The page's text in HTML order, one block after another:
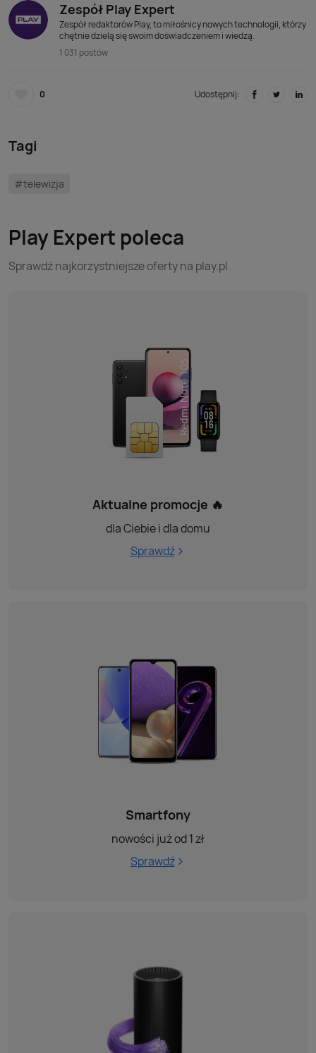
Zespół Play Expert
Zespół redaktorów Play, to miłośnicy nowych technologii, którzy
chętnie dzielą się swoim doświadczeniem i wiedzą.
1 031 postów
0 Udostępnij:
Tagi
#telewizja
Play Expert poleca
Sprawdź najkorzystniejsze oferty na play.pl
Aktualne promocje 🔥
dla Ciebie i dla domu
Sprawdź
Smartfony
nowości już od 1 zł
Sprawdź